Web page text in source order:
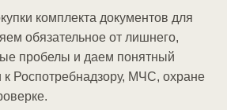
комплекта документов для
обязательное от лишнего,
пробелы и даем понятный
к Роспотребнадзору, МЧС, охране